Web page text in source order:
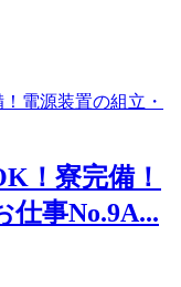
！寮完備！
仕事No.9A...